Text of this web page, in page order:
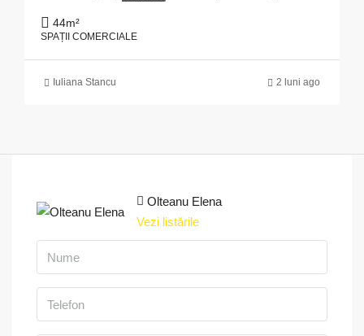
44m²
SPAȚII COMERCIALE
Iuliana Stancu 2 luni ago
Olteanu Elena
Vezi listările